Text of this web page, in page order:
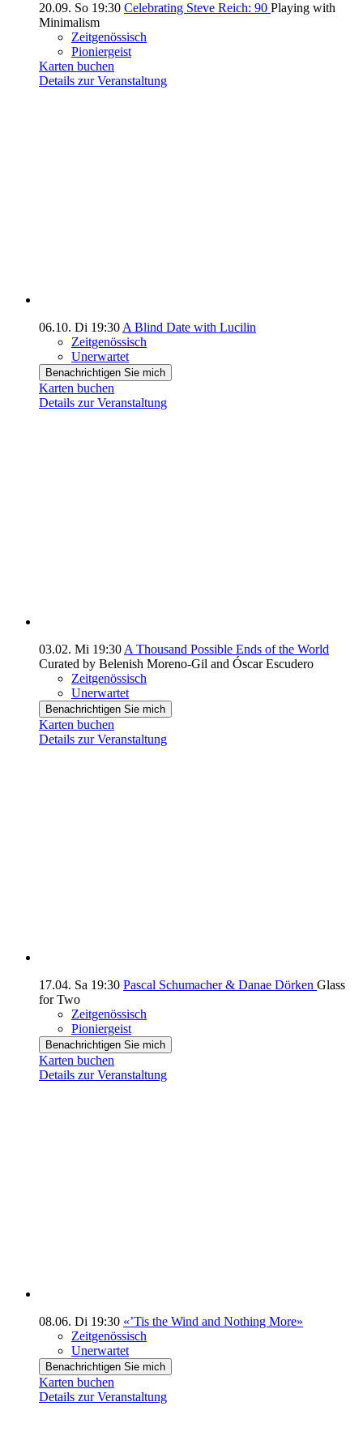
20.09. So 19:30 Celebrating Steve Reich: 90 Playing with
Minimalism
Zeitgenössisch
Pioniergeist
Karten buchen
Details zur Veranstaltung
06.10. Di 19:30 A Blind Date with Lucilin
Zeitgenössisch
Unerwartet
Benachrichtigen Sie mich
Karten buchen
Details zur Veranstaltung
03.02. Mi 19:30 A Thousand Possible Ends of the World
Curated by Belenish Moreno-Gil and Óscar Escudero
Zeitgenössisch
Unerwartet
Benachrichtigen Sie mich
Karten buchen
Details zur Veranstaltung
17.04. Sa 19:30 Pascal Schumacher & Danae Dörken Glass
for Two
Zeitgenössisch
Pioniergeist
Benachrichtigen Sie mich
Karten buchen
Details zur Veranstaltung
08.06. Di 19:30 «’Tis the Wind and Nothing More»
Zeitgenössisch
Unerwartet
Benachrichtigen Sie mich
Karten buchen
Details zur Veranstaltung